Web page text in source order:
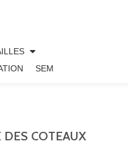
SEM
COTEAUX